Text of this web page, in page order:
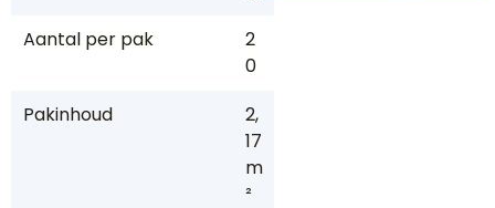
Aantal per pak
2
0
Pakinhoud
2,
17
m
²